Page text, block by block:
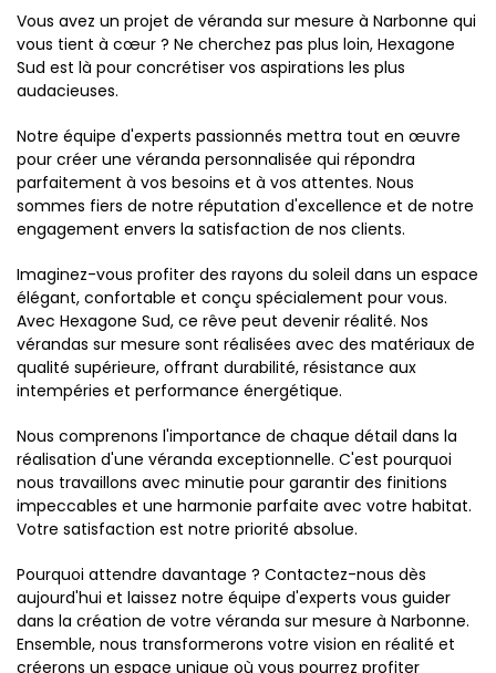
Vous avez un projet de véranda sur mesure à Narbonne qui
vous tient à cœur ? Ne cherchez pas plus loin, Hexagone
Sud est là pour concrétiser vos aspirations les plus
audacieuses.
Notre équipe d'experts passionnés mettra tout en œuvre
pour créer une véranda personnalisée qui répondra
parfaitement à vos besoins et à vos attentes. Nous
sommes fiers de notre réputation d'excellence et de notre
engagement envers la satisfaction de nos clients.
Imaginez-vous profiter des rayons du soleil dans un espace
élégant, confortable et conçu spécialement pour vous.
Avec Hexagone Sud, ce rêve peut devenir réalité. Nos
vérandas sur mesure sont réalisées avec des matériaux de
qualité supérieure, offrant durabilité, résistance aux
intempéries et performance énergétique.
Nous comprenons l'importance de chaque détail dans la
réalisation d'une véranda exceptionnelle. C'est pourquoi
nous travaillons avec minutie pour garantir des finitions
impeccables et une harmonie parfaite avec votre habitat.
Votre satisfaction est notre priorité absolue.
Pourquoi attendre davantage ? Contactez-nous dès
aujourd'hui et laissez notre équipe d'experts vous guider
dans la création de votre véranda sur mesure à Narbonne.
Ensemble, nous transformerons votre vision en réalité et
créerons un espace unique où vous pourrez profiter